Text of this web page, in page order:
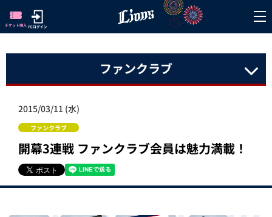
ファンクラブ
2015/03/11 (水)
ファンクラブ
開幕3連戦 ファンクラブ会員は魅力満載！